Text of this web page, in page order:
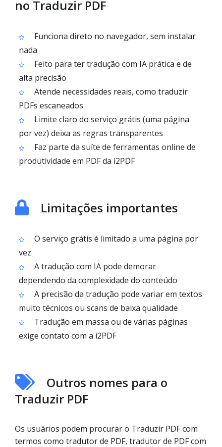
no Traduzir PDF
Funciona direto no navegador, sem instalar
nada
Feito para ter tradução com IA prática e de
alta precisão
Atende necessidades reais, como traduzir
PDFs escaneados
Limite claro do serviço grátis (uma página
por vez) deixa as regras transparentes
Faz parte da suíte de ferramentas online de
produtividade em PDF da i2PDF
Limitações importantes
O serviço grátis é limitado a uma página por
vez
A tradução com IA pode demorar
dependendo da complexidade do conteúdo
A precisão da tradução pode variar em textos
muito técnicos ou scans de baixa qualidade
Tradução em massa ou de várias páginas
exige contato com a i2PDF
Outros nomes para o
Traduzir PDF
Os usuários podem procurar o Traduzir PDF com
termos como tradutor de PDF, tradutor de PDF com